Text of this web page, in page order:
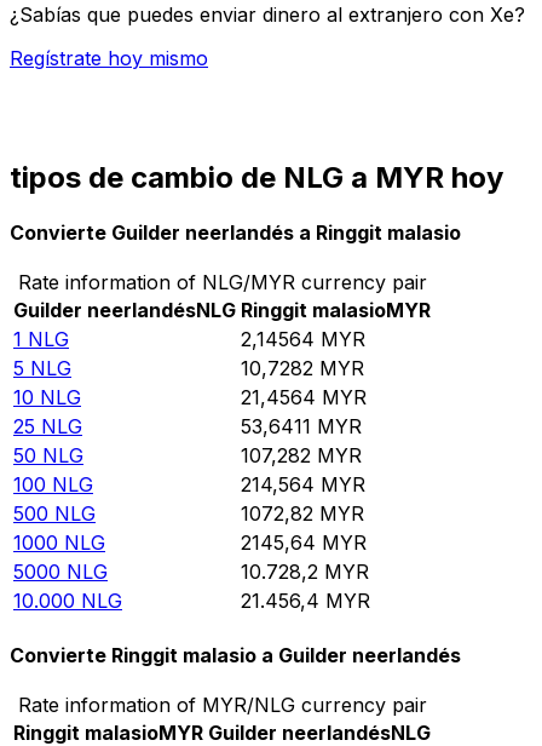
¿Sabías que puedes enviar dinero al extranjero con Xe?
Regístrate hoy mismo
tipos de cambio de NLG a MYR hoy
Convierte Guilder neerlandés a Ringgit malasio
Rate information of NLG/MYR currency pair
Guilder neerlandésNLG Ringgit malasioMYR
1 NLG 2,14564 MYR
5 NLG 10,7282 MYR
10 NLG 21,4564 MYR
25 NLG 53,6411 MYR
50 NLG 107,282 MYR
100 NLG 214,564 MYR
500 NLG 1072,82 MYR
1000 NLG 2145,64 MYR
5000 NLG 10.728,2 MYR
10.000 NLG 21.456,4 MYR
Convierte Ringgit malasio a Guilder neerlandés
Rate information of MYR/NLG currency pair
Ringgit malasioMYR Guilder neerlandésNLG